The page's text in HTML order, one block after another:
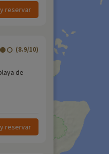
reservar
(8.9/10)
de
reservar